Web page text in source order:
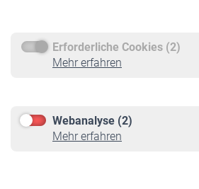
Erforderliche Cookies (2)
Mehr erfahren
Webanalyse (2)
Mehr erfahren
Service
Informationen
Online-Rechner
VBLnewsletter